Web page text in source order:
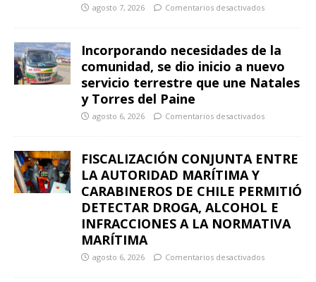
agosto 7, 2026 Comentarios desactivados
Incorporando necesidades de la
comunidad, se dio inicio a nuevo
servicio terrestre que une Natales
y Torres del Paine
agosto 6, 2026 Comentarios desactivados
FISCALIZACIÓN CONJUNTA ENTRE
LA AUTORIDAD MARÍTIMA Y
CARABINEROS DE CHILE PERMITIÓ
DETECTAR DROGA, ALCOHOL E
INFRACCIONES A LA NORMATIVA
MARÍTIMA
agosto 6, 2026 Comentarios desactivados